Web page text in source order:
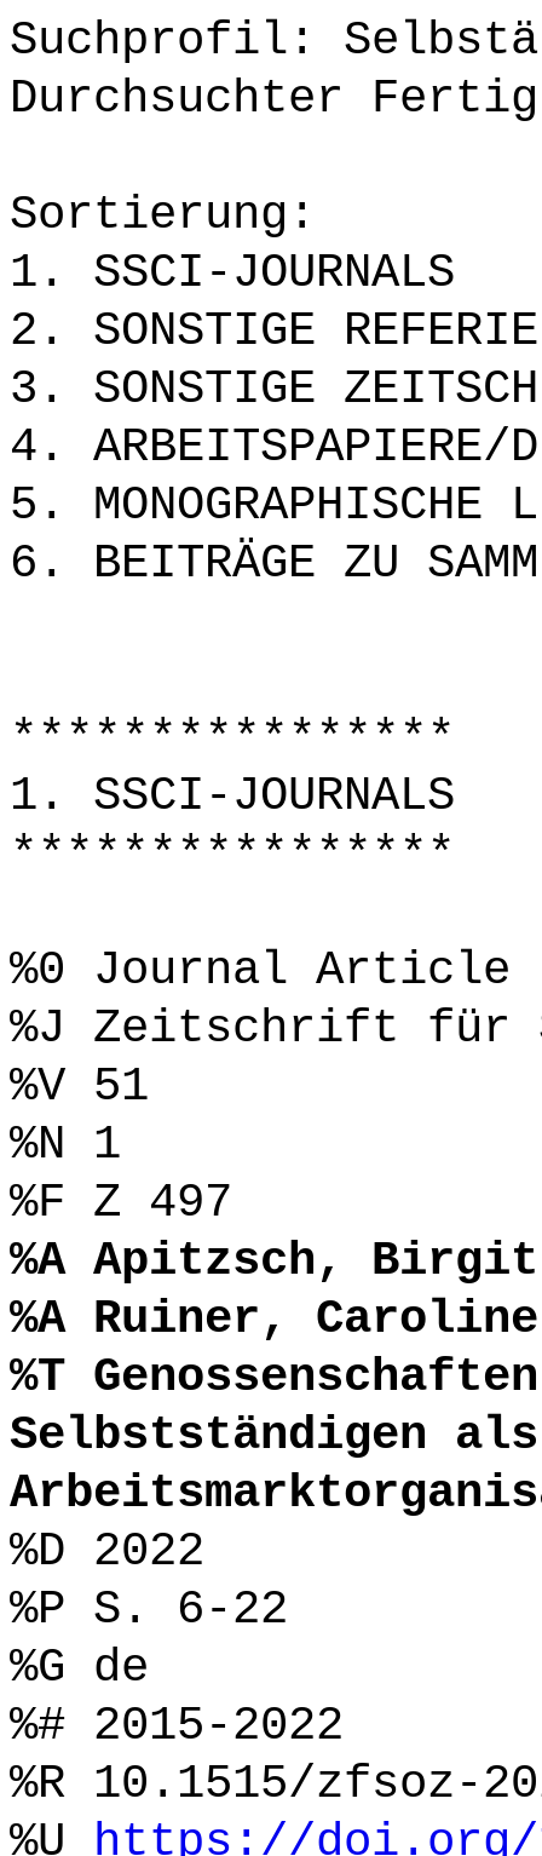
Suchprofil:
Durchsuchter
Sortierung:
1. SSCI-JOURNALS
2. SONSTIGE
3. SONSTIGE
4. ARBEITSPAPIERE/
5. MONOGRAPHISCHE
6. BEITRÄGE ZU
****************
1. SSCI-JOURNALS
****************
%0 Journal Article
%J Zeitschrift für
%V 51
%N 1
%F Z 497
%A Apitzsch, Birgit
%A Ruiner, Caroline
%T
Selbstständigen als
%D 2022
%P S. 6-22
%G de
%# 2015-2022
%R 10.1515/zfsoz-
%U https://doi.org/